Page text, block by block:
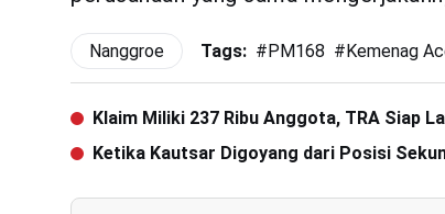
Nanggroe Tags: #PM168 #Kemenag
Klaim Miliki 237 Ribu Anggota, TRA Siap
Ketika Kautsar Digoyang dari Posisi